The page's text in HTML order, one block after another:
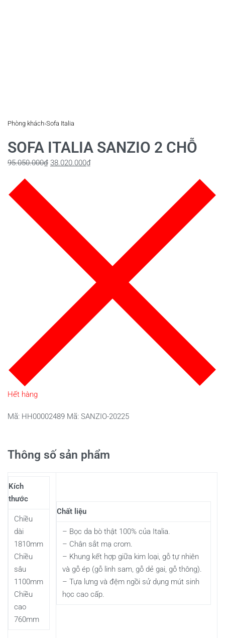
Phòng khách›Sofa Italia
SOFA ITALIA SANZIO 2 CHỖ
95.050.000₫ 38.020.000₫
Hết hàng
Mã: HH00002489 Mã: SANZIO-20225
Thông số sản phẩm
Kích
thước
Chiều
dài
1810mm
Chiều
sâu
1100mm
Chiều
cao
760mm
Chất liệu
– Bọc da bò thật 100% của Italia.
– Chân sắt mạ crom.
– Khung kết hợp giữa kim loại, gỗ tự nhiên
và gỗ ép (gỗ linh sam, gỗ dẻ gai, gỗ thông).
– Tựa lưng và đệm ngồi sử dụng mút sinh
học cao cấp.